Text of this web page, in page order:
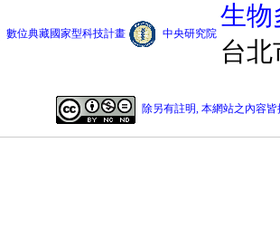
數位典藏國家型科技計畫 中央研究院
生物
台北
除另有註明, 本網站之內容